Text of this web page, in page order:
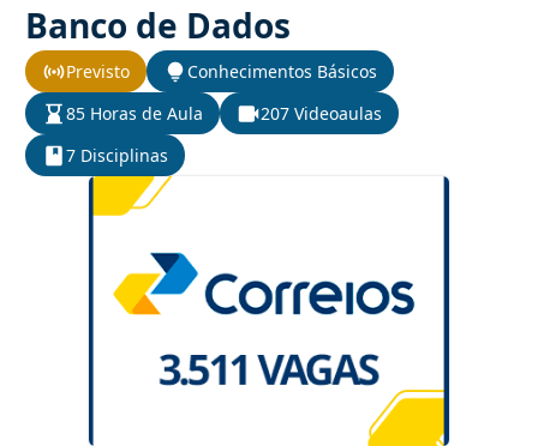
Banco de Dados
Previsto
Conhecimentos Básicos
85 Horas de Aula
207 Videoaulas
7 Disciplinas